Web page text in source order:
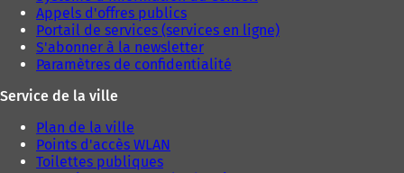
Appels d'offres publics
Portail de services (services en ligne)
S'abonner à la newsletter
Paramètres de confidentialité
Service de la ville
Plan de la ville
Points d'accès WLAN
Toilettes publiques